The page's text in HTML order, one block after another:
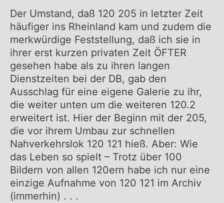
Der Umstand, daß 120 205 in letzter Zeit
häufiger ins Rheinland kam und zudem die
merkwürdige Feststellung, daß ich sie in
ihrer erst kurzen privaten Zeit ÖFTER
gesehen habe als zu ihren langen
Dienstzeiten bei der DB, gab den
Ausschlag für eine eigene Galerie zu ihr,
die weiter unten um die weiteren 120.2
erweitert ist. Hier der Beginn mit der 205,
die vor ihrem Umbau zur schnellen
Nahverkehrslok 120 121 hieß. Aber: Wie
das Leben so spielt – Trotz über 100
Bildern von allen 120ern habe ich nur eine
einzige Aufnahme von 120 121 im Archiv
(immerhin) . . .